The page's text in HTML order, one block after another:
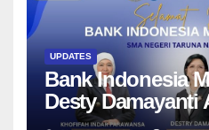
UPDATES
Bank Indonesia
Desty Damayanti
SMAN Taruna